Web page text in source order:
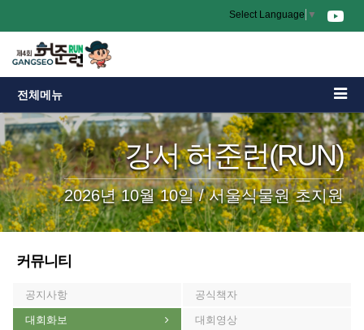
Select Language ▼
전체메뉴
강서 허준런(RUN)
2026년 10월 10일 / 서울식물원 초지원
커뮤니티
공지사항 공식책자
대회화보 대회영상